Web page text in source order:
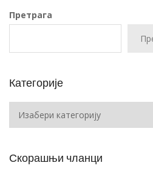
Претрага
Категорије
Скорашњи чланци